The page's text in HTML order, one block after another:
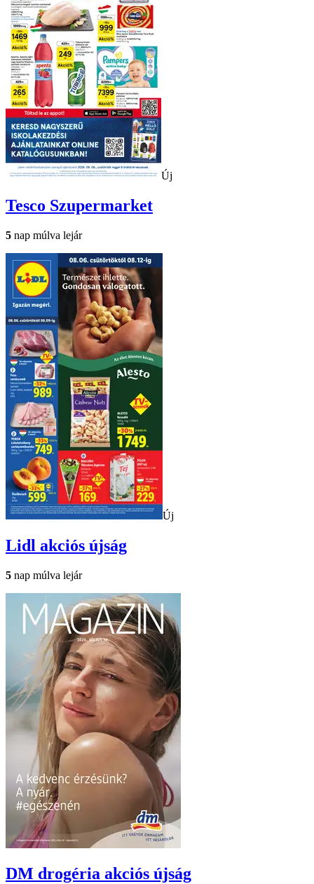
Új
Tesco Szupermarket
5 nap múlva lejár
Új
Lidl akciós újság
5 nap múlva lejár
DM drogéria akciós újság